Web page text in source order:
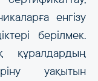
енгізу
берілмек.
құралдардың
уақытын